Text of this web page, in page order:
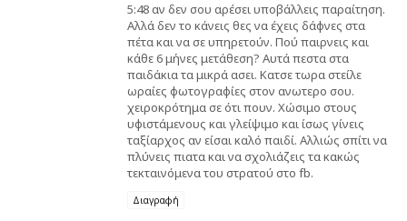
5:48 αν δεν σου αρέσει υποβάλλεις παραίτηση.
Αλλά δεν το κάνεις θες να έχεις δάφνες στα
πέτα και να σε υπηρετούν. Πού παιρνεις και
κάθε 6 μήνες μετάθεση? Αυτά πεστα στα
παιδάκια τα μικρά ασει. Κατσε τωρα στείλε
ωραίες φωτογραφίες στον ανωτερο σου.
χειροκρότημα σε ότι πουν. Χώσιμο στους
υφιστάμενους και γλείψιμο και ίσως γίνεις
ταξίαρχος αν είσαι καλό παιδί. Αλλιώς σπίτι να
πλύνεις πιατα και να σχολιάζεις τα κακώς
τεκταινόμενα του στρατού στο fb.
Διαγραφή